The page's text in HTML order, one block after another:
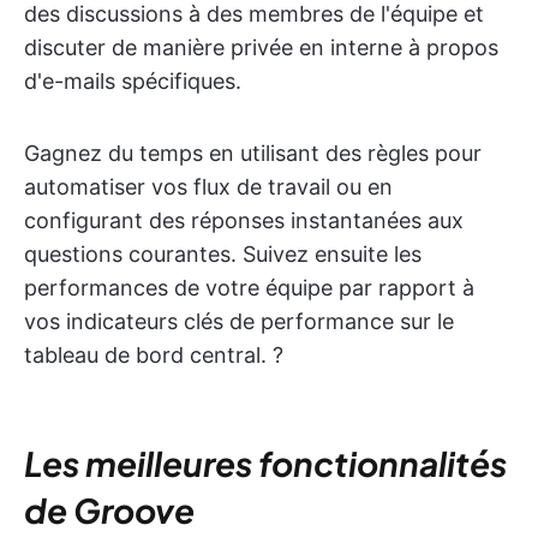
des discussions à des membres de l'équipe et
discuter de manière privée en interne à propos
d'e-mails spécifiques.
Gagnez du temps en utilisant des règles pour
automatiser vos flux de travail ou en
configurant des réponses instantanées aux
questions courantes. Suivez ensuite les
performances de votre équipe par rapport à
vos indicateurs clés de performance sur le
tableau de bord central. ?
Les meilleures fonctionnalités
de Groove